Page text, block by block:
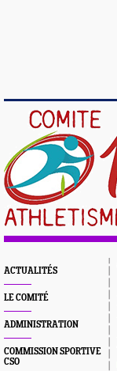
ACTUALITÉS
LE COMITÉ
ADMINISTRATION
COMMISSION SPORTIVE
CSO